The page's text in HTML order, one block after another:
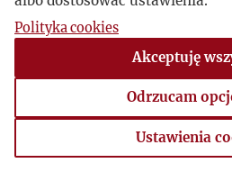
Polityka cookies
Akceptuję
Odrzucam
Ustawienia
Ustawienia cookies